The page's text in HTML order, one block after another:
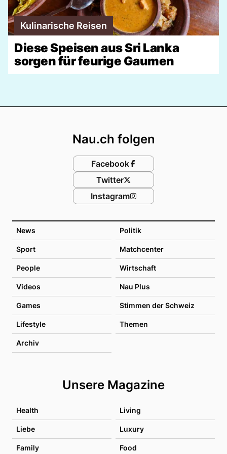
Kulinarische Reisen
Diese Speisen aus Sri Lanka
sorgen für feurige Gaumen
News Politik
Sport Matchcenter
People Wirtschaft
Videos Nau Plus
Games Stimmen der Schweiz
Lifestyle Themen
Archiv
Unsere Magazine
Health Living
Liebe Luxury
Family Food
Nau.ch folgen
Facebook
Twitter
Instagram